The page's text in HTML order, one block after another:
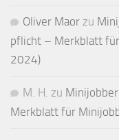
Oliver Maor zu
pflicht – Merkblatt
2024)
M. H. zu
Merkblatt für